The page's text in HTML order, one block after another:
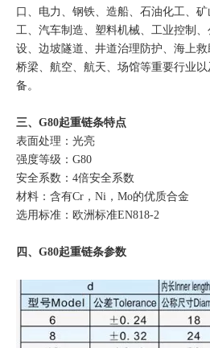
口、电力、钢铁、造船、石油化工、
工、汽车制造、塑料机械、工业控制
设、边坡隧道、井道治理防护、海上救
桥梁、航空、航天、场馆等重要行业
备。
三、G80起重链条特点
表面处理：光亮
强度等级：G80
安全系数：4倍安全系数
材料：含有Cr，Ni，Mo的优质合金
选用标准：欧洲标准EN818-2
四、G80起重链条参数